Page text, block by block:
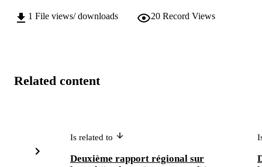
1 File views/ downloads 20 Record Views
Related content
Is related to
Deuxième rapport régional sur